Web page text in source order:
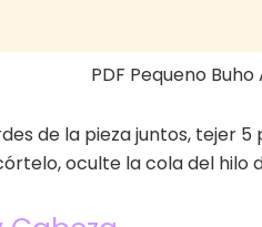
de la pieza juntos, tejer 5
oculte la cola del hilo